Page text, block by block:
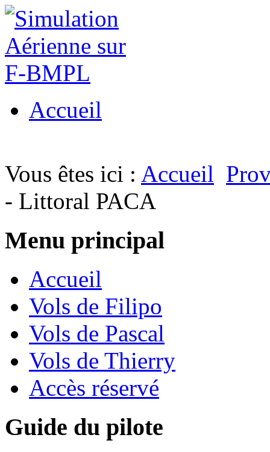
Accueil
Vous êtes ici : Accueil
- Littoral PACA
Menu principal
Accueil
Vols de Filipo
Vols de Pascal
Vols de Thierry
Accès réservé
Guide du pilote